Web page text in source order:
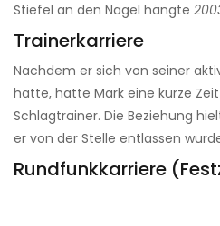
Stiefel an den Nagel hängte
Trainerkarriere
Nachdem er sich von seiner
hatte, hatte Mark eine kurze
Schlagtrainer. Die Beziehung
er von der Stelle entlassen
Rundfunkkarriere